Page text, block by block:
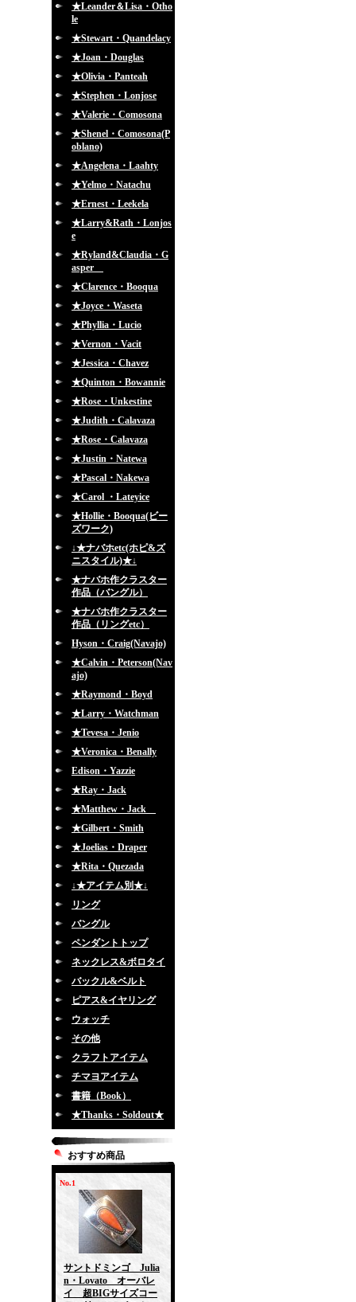
★Leander＆Lisa・Otho
le
★Stewart・Quandelacy
★Joan・Douglas
★Olivia・Panteah
★Stephen・Lonjose
★Valerie・Comosona
★Shenel・Comosona(P
oblano)
★Angelena・Laahty
★Yelmo・Natachu
★Ernest・Leekela
★Larry&Rath・Lonjos
e
★Ryland&Claudia・G
asper
★Clarence・Booqua
★Joyce・Waseta
★Phyllia・Lucio
★Vernon・Vacit
★Jessica・Chavez
★Quinton・Bowannie
★Rose・Unkestine
★Judith・Calavaza
★Rose・Calavaza
★Justin・Natewa
★Pascal・Nakewa
★Carol ・Lateyice
★Hollie・Booqua(ビー
ズワーク)
↓★ナバホetc(ホピ&ズ
ニスタイル)★↓
★ナバホ作クラスター
作品（バングル）
★ナバホ作クラスター
作品（リングetc）
Hyson・Craig(Navajo)
★Calvin・Peterson(Nav
ajo)
★Raymond・Boyd
★Larry・Watchman
★Tevesa・Jenio
★Veronica・Benally
Edison・Yazzie
★Ray・Jack
★Matthew・Jack
★Gilbert・Smith
★Joelias・Draper
★Rita・Quezada
↓★アイテム別★↓
リング
バングル
ペンダントトップ
ネックレス&ボロタイ
バックル&ベルト
ピアス&イヤリング
ウォッチ
その他
クラフトアイテム
チマヨアイテム
書籍（Book）
★Thanks・Soldout★
おすすめ商品
No.1
サントドミンゴ Julia
n・Lovato オーバレ
イ 超BIGサイズコー